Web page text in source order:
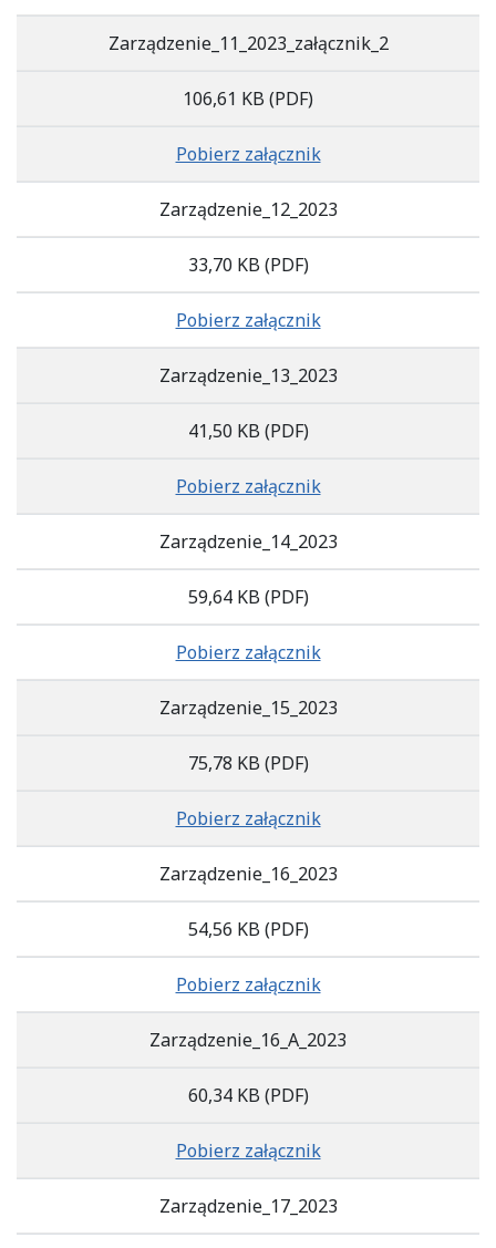
Zarządzenie_11_2023_załącznik_2
106,61 KB (PDF)
Pobierz załącznik
Zarządzenie_12_2023
33,70 KB (PDF)
Pobierz załącznik
Zarządzenie_13_2023
41,50 KB (PDF)
Pobierz załącznik
Zarządzenie_14_2023
59,64 KB (PDF)
Pobierz załącznik
Zarządzenie_15_2023
75,78 KB (PDF)
Pobierz załącznik
Zarządzenie_16_2023
54,56 KB (PDF)
Pobierz załącznik
Zarządzenie_16_A_2023
60,34 KB (PDF)
Pobierz załącznik
Zarządzenie_17_2023